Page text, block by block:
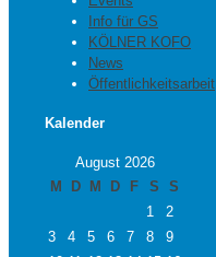
Info für GS
KÖLNER KOFO
News
Öffentlichkeitsarbeit
Kalender
August 2026
M
D M D F S
S
1
2
3
4 5 6 7 8
9